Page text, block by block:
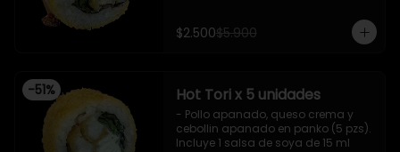
crema , cebollin ,apanado en panko
-Pollo apanado , palta , queso
crema , apanado en panko , 10
piezas
$2.500$5.900
-51% Hot Tori x 5 unidades
- Pollo apanado, queso crema y
cebollin apanado en panko (5 pzs).
Incluye 1 salsa de soya de 15 ml